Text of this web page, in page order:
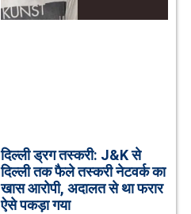
दिल्ली ड्रग तस्करी: J&K से
दिल्ली तक फैले तस्करी नेटवर्क का
खास आरोपी, अदालत से था फरार
ऐसे पकड़ा गया